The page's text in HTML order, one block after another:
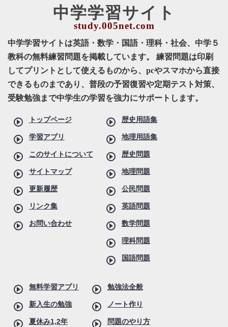
中学学習サイト
中学学習サイトは英語・数学・国語・理科・社会、中学５
教科の無料練習問題を掲載しています。 練習問題は印刷
してプリントとして使えるものから、pcやスマホから直接
できるものまであり、普段の予習復習や定期テスト対策、
受験勉強まで中学生の学習を強力にサポートします。
トップページ
学習アプリ
このサイトについて
サイトマップ
更新履歴
リンク集
お問い合わせ
歴史用語集
地理用語集
歴史問題
地理問題
公民問題
英語問題
数学問題
理科問題
国語問題
無料学習アプリ
新入生の勉強
夏休み1,2年
勉強法全般
ノート作り
問題のやり方